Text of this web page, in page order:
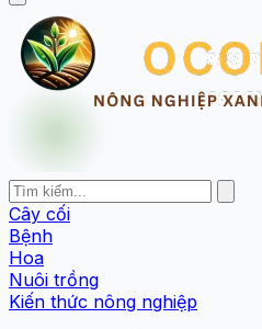
Cây cối
Bệnh
Hoa
Nuôi trồng
Kiến thức nông nghiệp